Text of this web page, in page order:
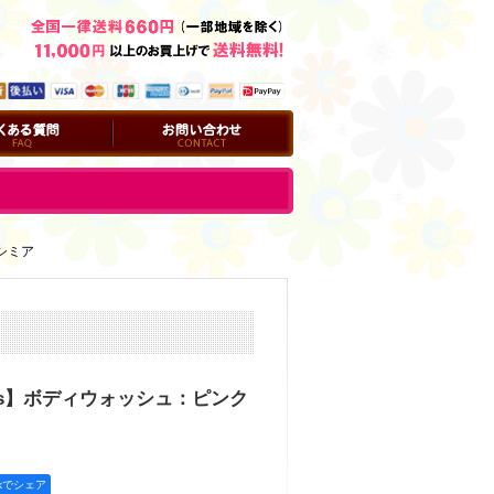
お問い合わせ
ミア
ボディウォッシュ：ピンク
シェア